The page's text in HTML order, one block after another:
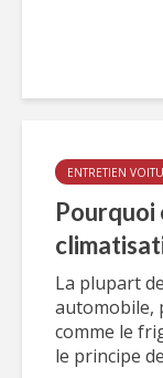
ENTRETIEN
La plupart
automobile,
comme le
le principe